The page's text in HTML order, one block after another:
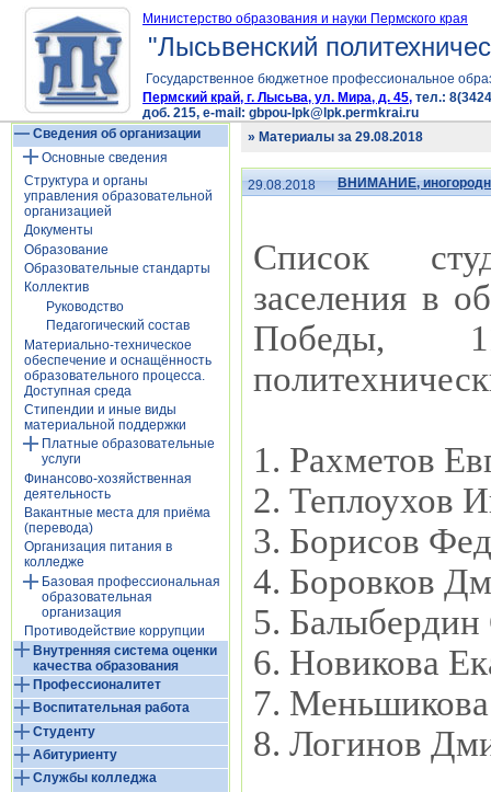
Министерство образования и науки Пермского края
"Лысьвенский
Государственное бюджетное профессиональное
Пермский край, г. Лысьва, ул. Мира, д. 45, тел.:
доб. 215, e-mail: gbpou-lpk@lpk.permkrai.ru
Сведения об организации
Основные сведения
Структура и органы
управления образовательной
организацией
Документы
Образование
Образовательные стандарты
Коллектив
Руководство
Педагогический состав
Материально-техническое
обеспечение и оснащённость
образовательного процесса.
Доступная среда
Стипендии и иные виды
материальной поддержки
Платные образовательные
услуги
Финансово-хозяйственная
деятельность
Вакантные места для приёма
(перевода)
Организация питания в
колледже
Базовая профессиональная
образовательная
организация
Противодействие коррупции
Внутренняя система оценки
качества образования
Профессионалитет
Воспитательная работа
Студенту
Абитуриенту
Службы колледжа
» Материалы за 29.08.2018
29.08.2018 ВНИМАНИЕ,
Список
заселения в
Победы,
1. Рахметов
2. Теплоухов
3. Борисов
4. Боровков
5.
6. Новикова
7.
8. Логинов